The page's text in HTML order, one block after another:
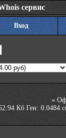
сервис
Вход
»
Кб Ген: 0.0484